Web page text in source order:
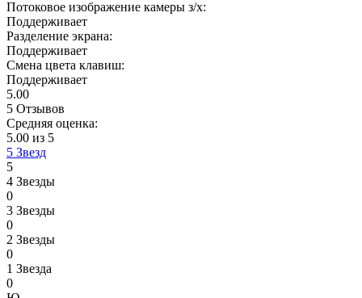
Потоковое изображение камеры з/х:
Поддерживает
Разделение экрана:
Поддерживает
Смена цвета клавиш:
Поддерживает
5.00
5 Отзывов
Средняя оценка:
5.00 из 5
5 Звезд
5
4 Звезды
0
3 Звезды
0
2 Звезды
0
1 Звезда
0